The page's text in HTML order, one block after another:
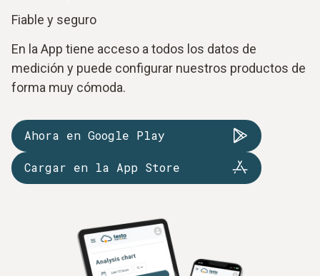
Fiable y seguro
En la App tiene acceso a todos los datos de
medición y puede configurar nuestros productos de
forma muy cómoda.
Ahora en Google Play
Cargar en la App Store